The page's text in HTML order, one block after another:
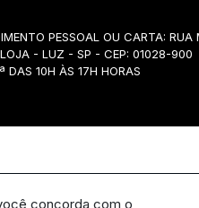
PESSOAL OU CARTA: RUA
- LUZ - SP - CEP: 01028-900
DAS 10H ÀS 17H HORAS
concorda com o